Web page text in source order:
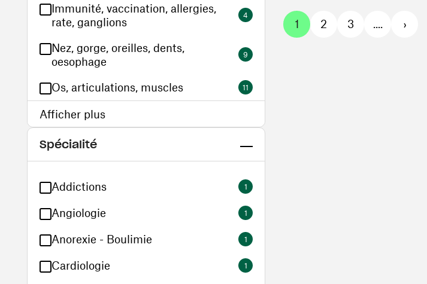
Immunité, vaccination, allergies,
rate, ganglions
4
Nez, gorge, oreilles, dents,
oesophage
9
Os, articulations, muscles 11
Afficher plus
Spécialité
Addictions 1
Angiologie 1
Anorexie - Boulimie 1
Cardiologie 1
1 2 3 .... ›